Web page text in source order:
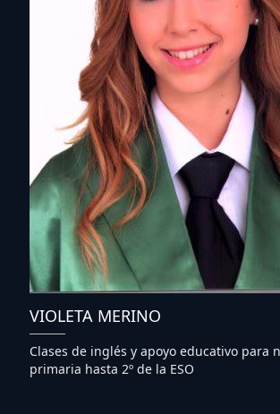
VIOLETA MERINO
Clases de inglés y apoyo educativo para
primaria hasta 2º de la ESO